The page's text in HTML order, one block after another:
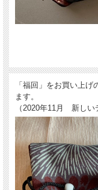
「福回」をお買い上
ます。
（2020年11月 新しい